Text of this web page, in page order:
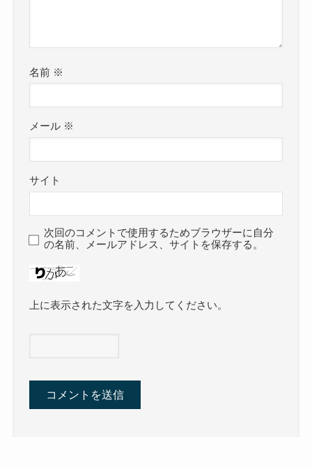
名前 ※
メール ※
サイト
次回のコメントで使用するためブラウザーに自分
の名前、メールアドレス、サイトを保存する。
上に表示された文字を入力してください。